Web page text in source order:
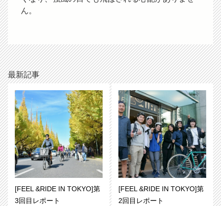
ん。
最新記事
[FEEL &RIDE IN TOKYO]第
3回目レポート
[FEEL &RIDE IN TOKYO]第
2回目レポート